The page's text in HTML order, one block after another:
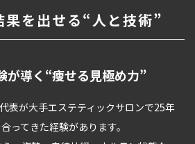
を出せる“人と技術”
が導く“痩せる見極め力”
表が大手エステティックサロンで25年
ってきた経験があります。